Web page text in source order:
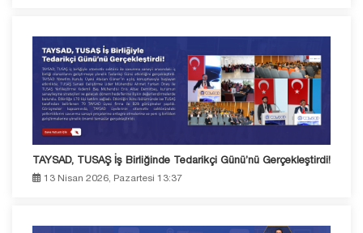
TAYSAD, TUSAŞ İş Birliğinde Tedarikçi Günü’nü Gerçekleştirdi!
13 Nisan 2026, Pazartesi 13:37